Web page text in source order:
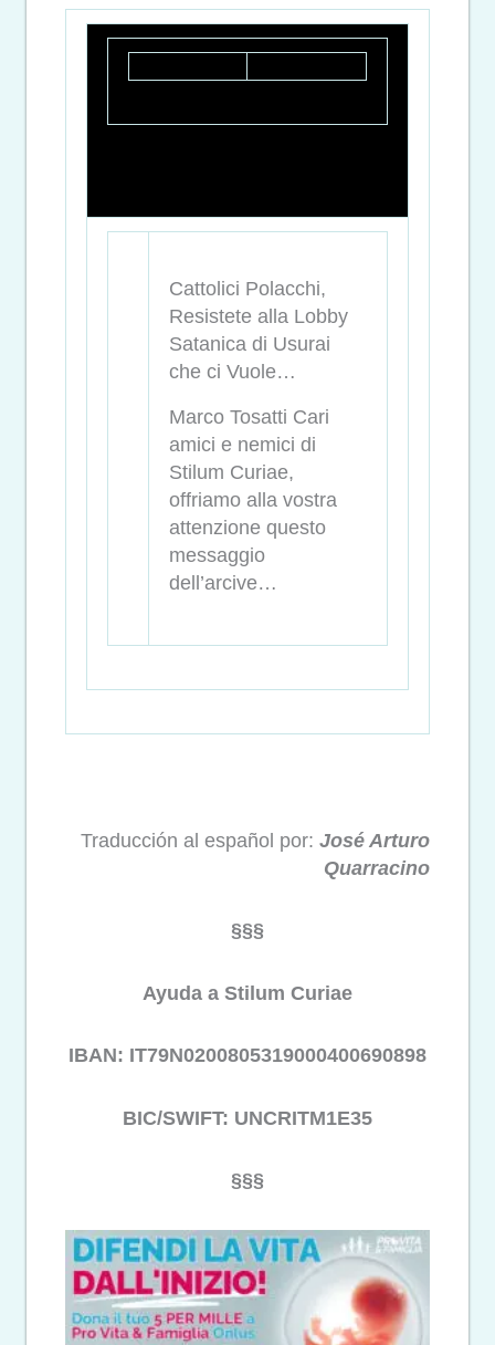
Cattolici Polacchi,
Resistete alla Lobby
Satanica di Usurai
che ci Vuole…
Marco Tosatti Cari
amici e nemici di
Stilum Curiae,
offriamo alla vostra
attenzione questo
messaggio
dell’arcive…
Traducción al español por: José Arturo
Quarracino
§§§
Ayuda a Stilum Curiae
IBAN: IT79N0200805319000400690898
BIC/SWIFT: UNCRITM1E35
§§§